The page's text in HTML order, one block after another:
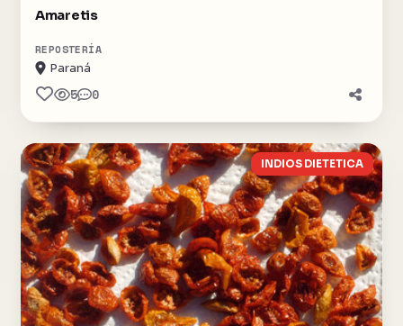
Amaretis
REPOSTERÍA
Paraná
5 0
INDIOS DIETETICA